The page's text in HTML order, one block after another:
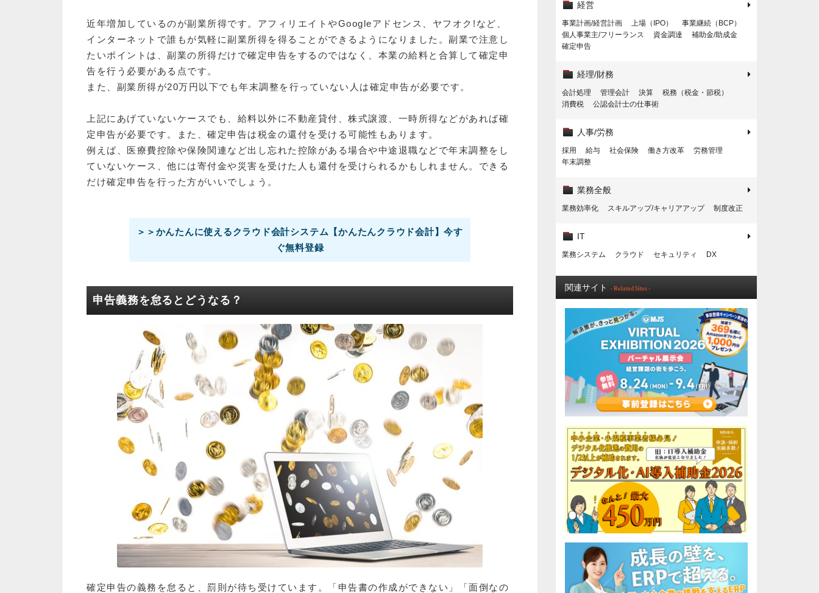
近年増加しているのが副業所得です。アフィリエイトやGoogleアドセンス、ヤフオク!など、
インターネットで誰もが気軽に副業所得を得ることができるようになりました。副業で注意し
たいポイントは、副業の所得だけで確定申告をするのではなく、本業の給料と合算して確定申
告を行う必要がある点です。
また、副業所得が20万円以下でも年末調整を行っていない人は確定申告が必要です。
上記にあげていないケースでも、給料以外に不動産貸付、株式譲渡、一時所得などがあれば確
定申告が必要です。また、確定申告は税金の還付を受ける可能性もあります。
例えば、医療費控除や保険関連など出し忘れた控除がある場合や中途退職などで年末調整をし
ていないケース、他には寄付金や災害を受けた人も還付を受けられるかもしれません。できる
だけ確定申告を行った方がいいでしょう。
＞＞かんたんに使えるクラウド会計システム【かんたんクラウド会計】今す
ぐ無料登録
申告義務を怠るとどうなる？
確定申告の義務を怠ると、罰則が待ち受けています。「申告書の作成ができない」「面倒なの
経営
事業計画/経営計画 上場（IPO）
事業継続（BCP）
個人事業主/フリーランス
資金調達
補助金/助成金
確定申告
経理/財務
会計処理 管理会計 決算
税務（税金・節税）
消費税
公認会計士の仕事術
人事/労務
採用 給与 社会保険 働き方改革
労務管理
年末調整
業務全般
業務効率化 スキルアップ/キャリアアップ 制度改正
IT
業務システム クラウド セキュリティ DX
関連サイト - Related Sites -